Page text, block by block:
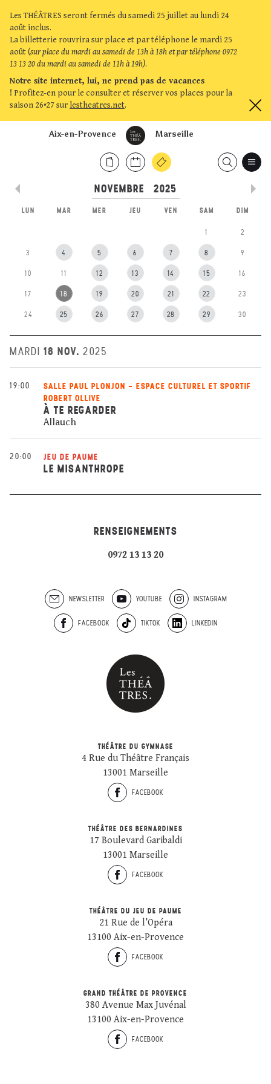
Les THÉÂTRES seront fermés du samedi 25 juillet au lundi 24
août inclus.
La billetterie rouvrira sur place et par téléphone le mardi 25
août (sur place du mardi au samedi de 13h à 18h et par téléphone 0972
13 13 20 du mardi au samedi de 11h à 19h).
Notre site internet, lui, ne prend pas de vacances
! Profitez-en pour le consulter et réserver vos places pour la
saison 26•27 sur lestheatres.net.
Marseille
Aix-en-Provence
LUN MAR MER JEU VEN SAM DIM
1 2
3 4 5 6 7 8 9
10 11 12 13 14 15 16
17 18 19 20 21 22 23
24 25 26 27 28 29 30
MARDI 18 NOV. 2025
19:00
SALLE PAUL PLONJON - ESPACE CULTUREL ET SPORTIF
ROBERT OLLIVE
À TE REGARDER
Allauch
20:00 JEU DE PAUME
LE MISANTHROPE
RENSEIGNEMENTS
0972 13 13 20
NEWSLETTER YOUTUBE INSTAGRAM
FACEBOOK TIKTOK LINKEDIN
THÉÂTRE DU GYMNASE
4 Rue du Théâtre Français
13001 Marseille
FACEBOOK
THÉÂTRE DES BERNARDINES
17 Boulevard Garibaldi
13001 Marseille
FACEBOOK
THÉÂTRE DU JEU DE PAUME
21 Rue de l’Opéra
13100 Aix-en-Provence
FACEBOOK
GRAND THÉÂTRE DE PROVENCE
380 Avenue Max Juvénal
13100 Aix-en-Provence
FACEBOOK